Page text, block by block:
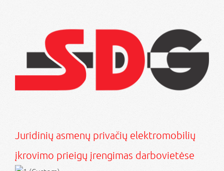
Juridinių asmenų privačių elektromobilių
įkrovimo prieigų įrengimas darbovietėse